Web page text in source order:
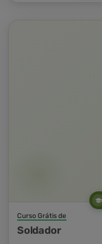
Curso Grátis de
Soldador